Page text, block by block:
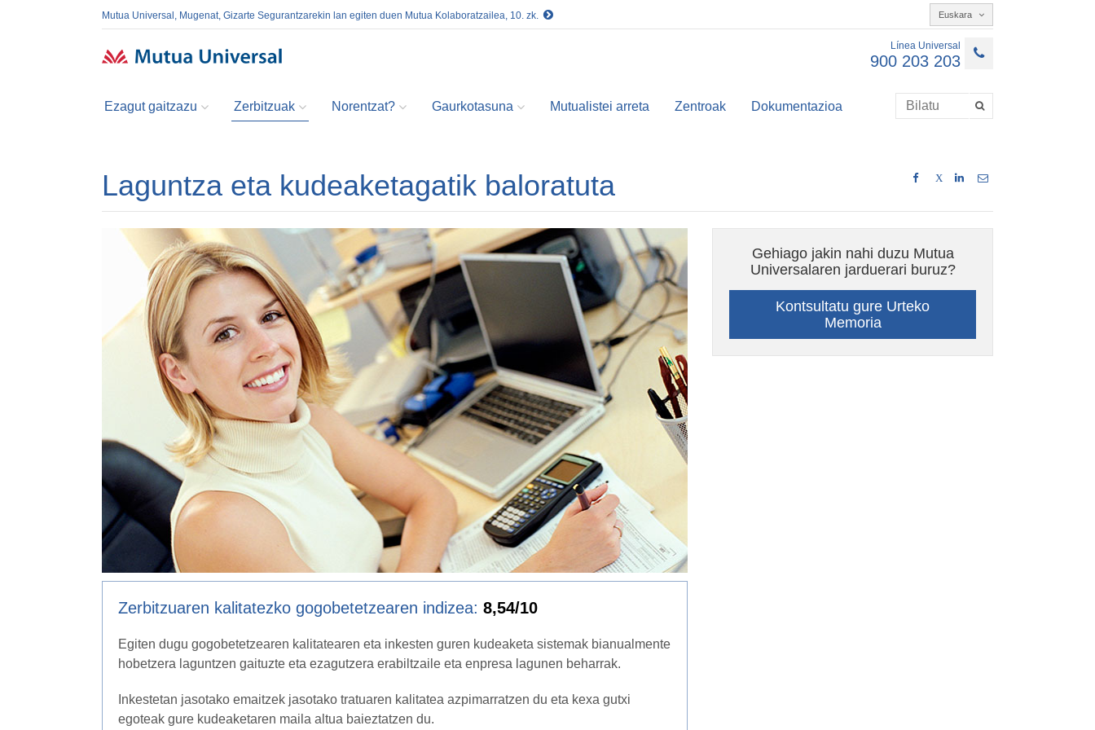
Mutua Universal, Mugenat, Gizarte Segurantzarekin lan egiten duen Mutua Kolaboratzailea, 10. zk. Euskara
Línea Universal
900 203 203
Ezagut gaitzazu Zerbitzuak Norentzat? Gaurkotasuna Mutualistei arreta Zentroak Dokumentazioa
X
Laguntza eta kudeaketagatik baloratuta
Zerbitzuaren kalitatezko gogobetetzearen indizea: 8,54/10
Egiten dugu gogobetetzearen kalitatearen eta inkesten guren kudeaketa sistemak bianualmente
hobetzera laguntzen gaituzte eta ezagutzera erabiltzaile eta enpresa lagunen beharrak.
Inkestetan jasotako emaitzek jasotako tratuaren kalitatea azpimarratzen du eta kexa gutxi
egoteak gure kudeaketaren maila altua baieztatzen du.
Gehiago jakin nahi duzu Mutua
Universalaren jarduerari buruz?
Kontsultatu gure Urteko
Memoria